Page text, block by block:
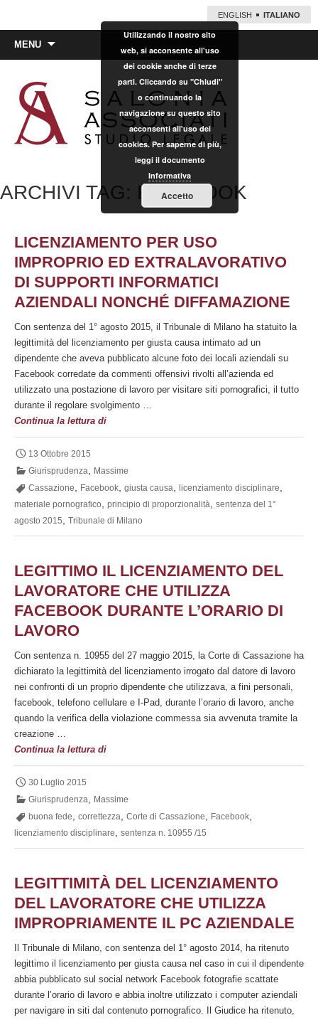
ENGLISH ITALIANO
MENU
ARCHIVI TAG: FACEBOOK
LICENZIAMENTO PER USO
IMPROPRIO ED EXTRALAVORATIVO
DI SUPPORTI INFORMATICI
AZIENDALI NONCHÉ DIFFAMAZIONE
Con sentenza del 1° agosto 2015, il Tribunale di Milano ha statuito la
legittimità del licenziamento per giusta causa intimato ad un
dipendente che aveva pubblicato alcune foto dei locali aziendali su
Facebook corredate da commenti offensivi rivolti all’azienda ed
utilizzato una postazione di lavoro per visitare siti pornografici, il tutto
durante il regolare svolgimento …
Continua la lettura diLicenziamento
per
improprio
ed
extralavorativo
nonché
diffamazione
13 Ottobre 2015
Giurisprudenza
Massime
Cassazione
Facebook giusta causa licenziamento disciplinare
materiale pornografico principio di proporzionalità sentenza del 1°
agosto 2015
Tribunale di Milano
LEGITTIMO IL LICENZIAMENTO DEL
LAVORATORE CHE UTILIZZA
FACEBOOK DURANTE L’ORARIO DI
LAVORO
Con sentenza n. 10955 del 27 maggio 2015, la Corte di Cassazione ha
dichiarato la legittimità del licenziamento irrogato dal datore di lavoro
nei confronti di un proprio dipendente che utilizzava, a fini personali,
facebook, telefono cellulare e I-Pad, durante l’orario di lavoro, anche
quando la verifica della violazione commessa sia avvenuta tramite la
creazione …
Continua la lettura diLegittimo
il
del
lavoratore
durante
l’orario
di
lavoro
30 Luglio 2015
Giurisprudenza
Massime
buona fede
correttezza Corte di Cassazione Facebook
licenziamento disciplinare sentenza n. 10955 /15
LEGITTIMITÀ DEL LICENZIAMENTO
DEL LAVORATORE CHE UTILIZZA
IMPROPRIAMENTE IL PC AZIENDALE
Il Tribunale di Milano, con sentenza del 1° agosto 2014, ha ritenuto
legittimo il licenziamento per giusta causa nel caso in cui il dipendente
abbia pubblicato sul social network Facebook fotografie scattate
durante l’orario di lavoro e abbia inoltre utilizzato i computer aziendali
per navigare in siti dal contenuto pornografico. Il Giudice ha ritenuto,
Utilizzando il nostro sito
web, si acconsente all'uso
dei cookie anche di terze
parti. Cliccando su "Chiudi"
o continuando la
navigazione su questo sito
acconsenti all'uso dei
cookies. Per saperne di più,
leggi il documento
Informativa
Accetto